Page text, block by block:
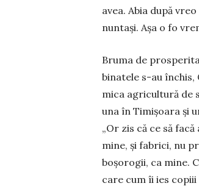
avea. Abia după
nuntași. Așa o fo
Bruma de
binatele s-au închis,
mica agricultură de
una în Ti­mișoara și
„Or zis că ce să
mine, și fabrici, nu
boșorogii, ca mine.
care cum îi ies